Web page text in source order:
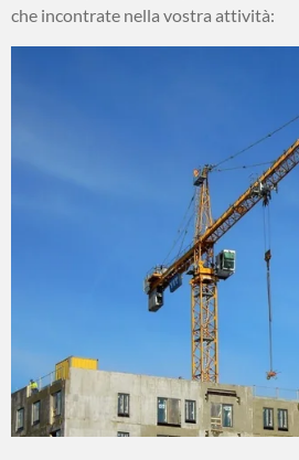
che incontrate nella vostra attività: